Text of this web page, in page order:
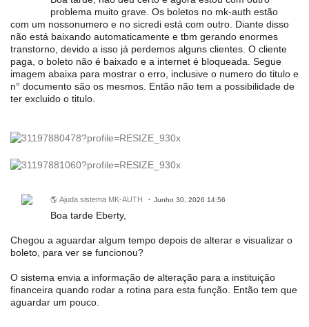
problema muito grave. Os boletos no mk-auth estão
com um nossonumero e no sicredi está com outro. Diante disso
não está baixando automaticamente e tbm gerando enormes
transtorno, devido a isso já perdemos alguns clientes. O cliente
paga, o boleto não é baixado e a internet é bloqueada. Segue
imagem abaixa para mostrar o erro, inclusive o numero do titulo e
n° documento são os mesmos. Então não tem a possibilidade de
ter excluido o titulo.
🌎 Ajuda sistema MK-AUTH Junho 30, 2026 14:56
Boa tarde Eberty,
Chegou a aguardar algum tempo depois de alterar e visualizar o
boleto, para ver se funcionou?
O sistema envia a informação de alteração para a instituição
financeira quando rodar a rotina para esta função. Então tem que
aguardar um pouco.